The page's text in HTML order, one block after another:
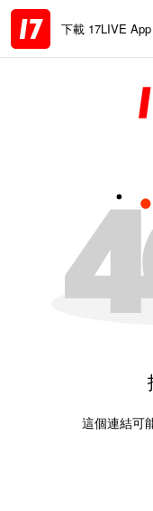
下載 17LIVE
這個連結可